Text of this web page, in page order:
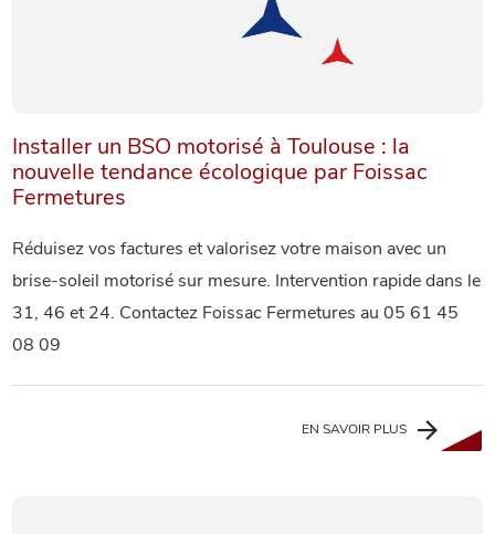
Installer un BSO motorisé à Toulouse : la
nouvelle tendance écologique par Foissac
Fermetures
Réduisez vos factures et valorisez votre maison avec un
brise-soleil motorisé sur mesure. Intervention rapide dans le
31, 46 et 24. Contactez Foissac Fermetures au 05 61 45
08 09
EN SAVOIR PLUS